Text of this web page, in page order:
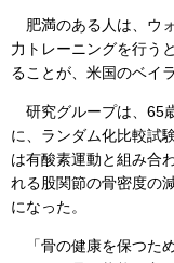
肥満のある人は、ウ
力トレーニングを行う
ることが、米国のベイ
研究グループは、65
に、ランダム化比較試
は有酸素運動と組み合
れる股関節の骨密度の
になった。
「骨の健康を保つた